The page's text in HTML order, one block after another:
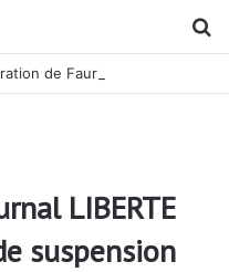
LIBERTE
suspension